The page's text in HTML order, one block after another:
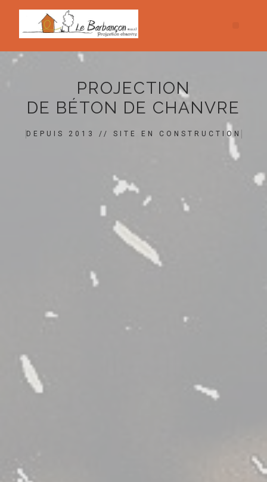
PROJECTION
DE BÉTON DE CHANVRE
DEPUIS 2013 // SITE EN CONSTRUCTION